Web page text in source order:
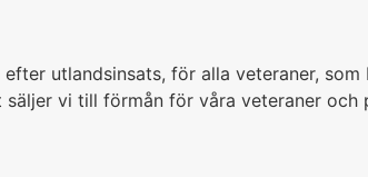
utlandsinsats, för alla veteraner,
vi till förmån för våra veteraner